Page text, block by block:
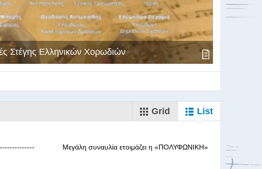
Στέγης Ελληνικών Χορωδιών
Grid List
Μεγάλη συναυλία ετοιμάζει η «ΠΟΛΥΦΩΝΙΚΗ»